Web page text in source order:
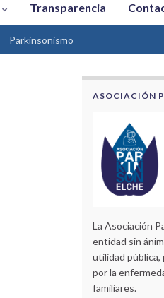
Transparencia
Parkinsonismo
ASOCIACIÓN
La Asociación
entidad sin
utilidad pública,
por la
familiares.